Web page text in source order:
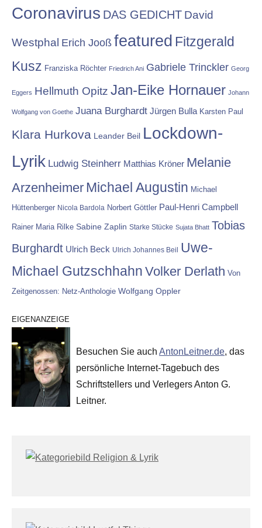
Coronavirus DAS GEDICHT David
Westphal Erich Jooß featured Fitzgerald
Kusz Franziska Röchter Friedrich Ani Gabriele Trinckler Georg
Eggers Hellmuth Opitz Jan-Eike Hornauer Johann
Wolfgang von Goethe Juana Burghardt Jürgen Bulla Karsten Paul
Klara Hurkova Leander Beil Lockdown-
Lyrik Ludwig Steinherr Matthias Kröner Melanie
Arzenheimer Michael Augustin Michael
Hüttenberger Nicola Bardola Norbert Göttler Paul-Henri Campbell
Rainer Maria Rilke Sabine Zaplin Starke Stücke Sujata Bhatt Tobias
Burghardt Ulrich Beck Ulrich Johannes Beil Uwe-
Michael Gutzschhahn Volker Derlath Von
Zeitgenossen: Netz-Anthologie Wolfgang Oppler
EIGENANZEIGE
Besuchen Sie auch AntonLeitner.de, das
persönliche Internet-Tagebuch des
Schriftstellers und Verlegers Anton G.
Leitner.